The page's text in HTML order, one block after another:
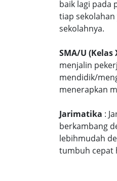
baik lagi pada
tiap
sekolahnya.
SMA/U (Kelas
menjalin
mendidik/
menerapkan
Jarimatika :
berkambang
lebihmudah
tumbuh cepat